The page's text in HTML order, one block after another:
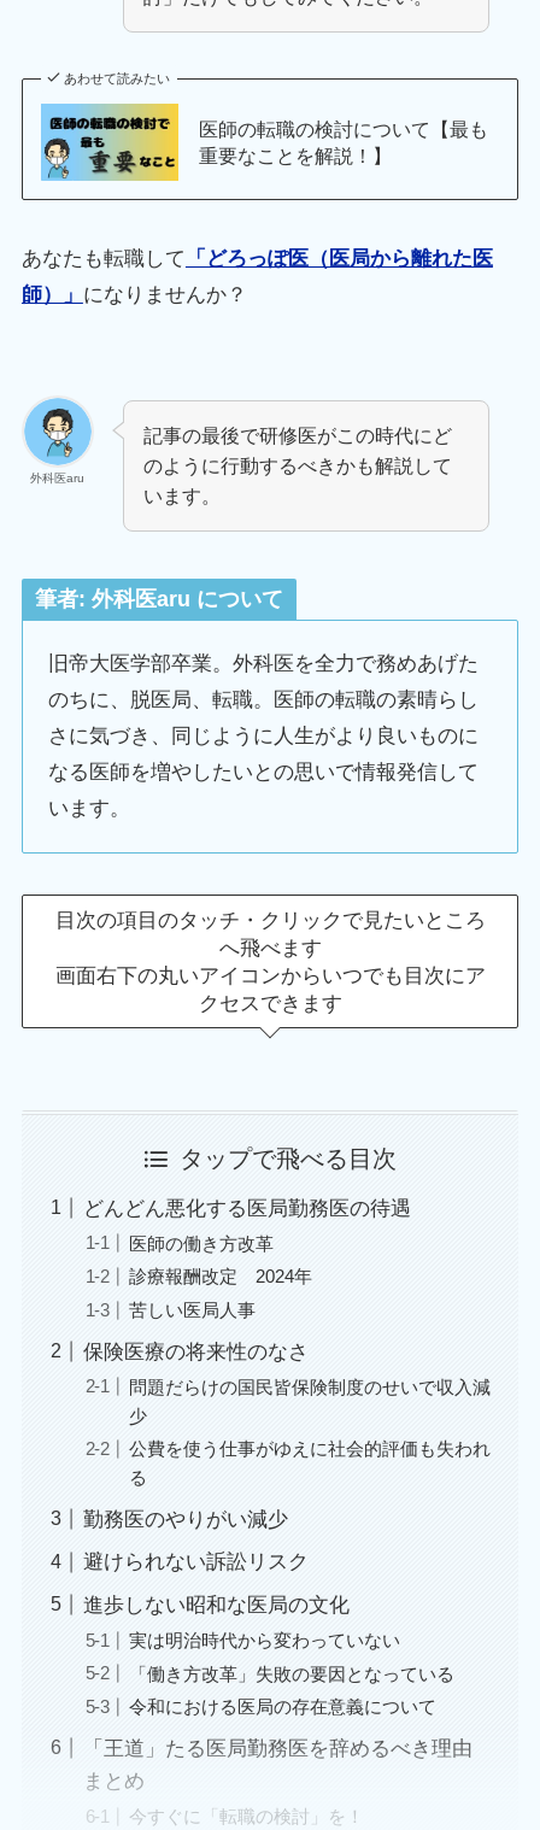
あわせて読みたい
医師の転職の検討について【最も
重要なことを解説！】
あなたも転職して
「どろっぽ医（医局から離れた医
師）」 になりませんか？
外科医aru
記事の最後で研修医がこの時代にど
のように行動するべきかも解説して
います。
筆者: 外科医aru について
旧帝大医学部卒業。外科医を全力で務めあげた
のちに、脱医局、転職。医師の転職の素晴らし
さに気づき、同じように人生がより良いものに
なる医師を増やしたいとの思いで情報発信して
います。
目次の項目のタッチ・クリックで見たいところ
へ飛べます
画面右下の丸いアイコンからいつでも目次にア
クセスできます
タップで飛べる目次
どんどん悪化する医局勤務医の待遇
医師の働き方改革
診療報酬改定 2024年
苦しい医局人事
保険医療の将来性のなさ
問題だらけの国民皆保険制度のせいで収入減
少
公費を使う仕事がゆえに社会的評価も失われ
る
勤務医のやりがい減少
避けられない訴訟リスク
進歩しない昭和な医局の文化
実は明治時代から変わっていない
「働き方改革」失敗の要因となっている
令和における医局の存在意義について
「王道」たる医局勤務医を辞めるべき理由
まとめ
今すぐに「転職の検討」を！